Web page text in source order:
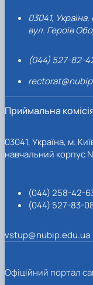
03041, Україна,
вул. Героїв
(044) 527-82-
Приймальна
03041, Україна, м.
навчальний корпус
(044) 258-42-
(044) 527-83-
vstup@nubip.edu.ua
Офіційний портал